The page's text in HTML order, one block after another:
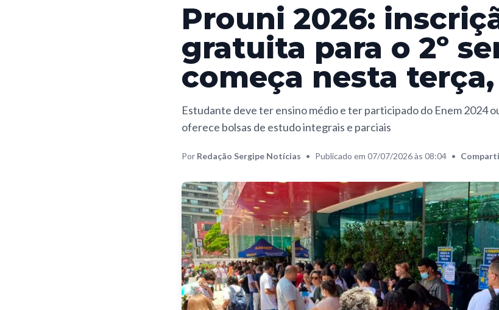
Prouni 2026:
gratuita para o 2º
começa nesta terça,
Estudante deve ter ensino médio e ter participado do Enem 2024
oferece bolsas de estudo integrais e parciais
Por Redação Sergipe Notícias • Publicado em 07/07/2026 às 08:04 •